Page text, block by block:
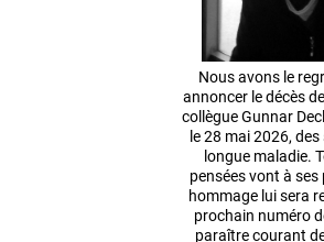
Nous avons le
annoncer le décès
collègue Gunnar
le 28 mai 2026,
longue maladie.
pensées vont à ses
hommage lui sera
prochain numéro
paraître courant